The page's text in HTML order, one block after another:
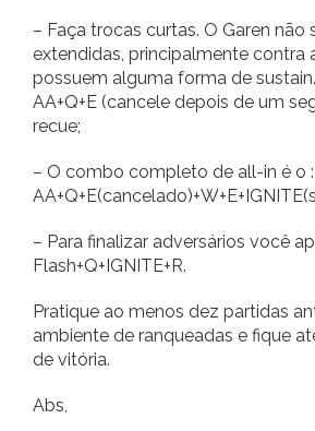
– Faça trocas curtas. O Garen não
extendidas, principalmente contra
possuem alguma forma de
AA+Q+E (cancele depois de um
recue;
– O combo completo de all-in é o :
– Para finalizar adversários você
Flash+Q+IGNITE+R.
Pratique ao menos dez partidas
ambiente de ranqueadas e fique
de vitória.
Abs,